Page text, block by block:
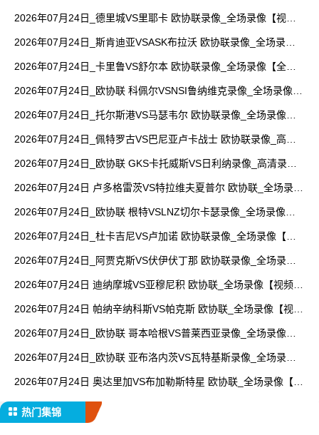
2026年07月24日_德里城VS里耶卡 欧协联录像_全场录像【视频
2026年07月24日_斯肯迪亚VSASK布拉沃 欧协联录像_全场录像
2026年07月24日_卡里鲁VS舒尔本 欧协联录像_全场录像【全场
2026年07月24日_欧协联 科佩尔VSNSI鲁纳维克录像_全场录像
2026年07月24日_托尔斯港VS马瑟韦尔 欧协联录像_全场录像
2026年07月24日_佩特罗古VS巴尼亚卢卡战士 欧协联录像_高清
2026年07月24日_欧协联 GKS卡托威斯VS日利纳录像_高清录像
2026年07月24日 卢多格雷茨VS特拉维夫夏普尔 欧协联_全场录像
2026年07月24日_欧协联 根特VSLNZ切尔卡瑟录像_全场录像
2026年07月24日_杜卡吉尼VS卢加诺 欧协联录像_全场录像【全
2026年07月24日_阿贾克斯VS伏伊伏丁那 欧协联录像_全场录像
2026年07月24日 迪纳摩城VS亚穆尼积 欧协联_全场录像【视频集
2026年07月24日 帕纳辛纳科斯VS帕克斯 欧协联_全场录像【视频
2026年07月24日_欧协联 哥本哈根VS普莱西亚录像_全场录像
2026年07月24日_欧协联 亚布洛内茨VS瓦特基斯录像_全场录像
2026年07月24日 奥达里加VS布加勒斯特星 欧协联_全场录像【视
热门集锦